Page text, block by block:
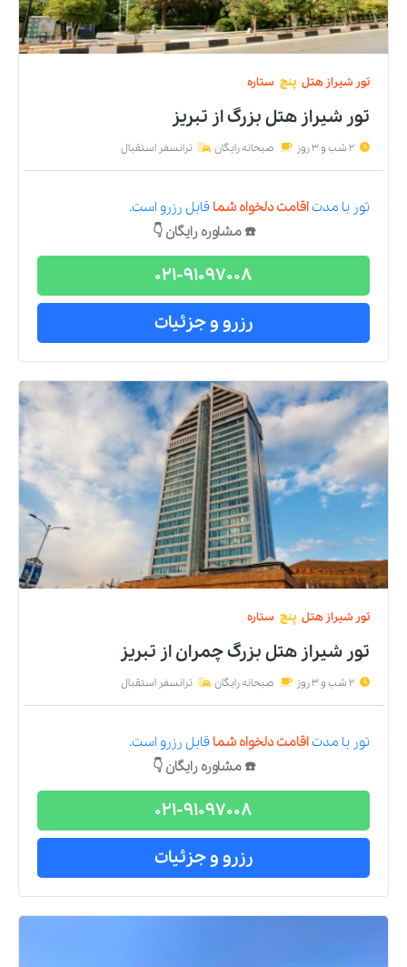
تور شیراز هتل پنج ستاره
تور شیراز هتل بزرگاز تبریز
2 شب و 3 روز صبحانه رایگان ترانسفر استقبال
تور با مدتاقامت دلخواه شما قابل رزرو است.
☎️ مشاوره رایگان 👇
021-91097008
رزرو و جزئیات
تور شیراز هتل پنج ستاره
تور شیراز هتل بزرگ چمراناز تبریز
2 شب و 3 روز صبحانه رایگان ترانسفر استقبال
تور با مدتاقامت دلخواه شما قابل رزرو است.
☎️ مشاوره رایگان 👇
021-91097008
رزرو و جزئیات